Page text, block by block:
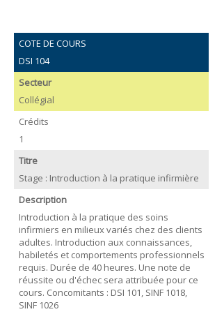
COTE DE COURS
DSI 104
Secteur
Collégial
Crédits
1
Titre
Stage : Introduction à la pratique infirmière
Description
Introduction à la pratique des soins
infirmiers en milieux variés chez des clients
adultes. Introduction aux connaissances,
habiletés et comportements professionnels
requis. Durée de 40 heures. Une note de
réussite ou d'échec sera attribuée pour ce
cours. Concomitants : DSI 101, SINF 1018,
SINF 1026